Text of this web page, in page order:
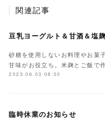
関連記事
豆乳ヨーグルト＆甘酒＆塩
砂糖を使用しないお料理やお菓
甘味がお役立ち。米麹とご飯で
2023.06.03 08:30
臨時休業のお知らせ